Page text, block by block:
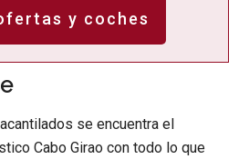
y coches
se encuentra el
Cabo Girao con todo lo que